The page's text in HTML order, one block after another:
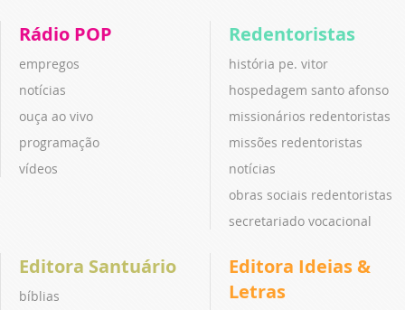
Rádio POP
empregos
notícias
ouça ao vivo
programação
vídeos
Redentoristas
história pe. vitor
hospedagem santo afonso
missionários redentoristas
missões redentoristas
notícias
obras sociais redentoristas
secretariado vocacional
Editora Santuário
bíblias
Editora Ideias &
Letras